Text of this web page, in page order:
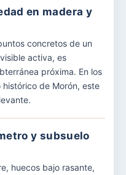
en madera y
concretos de un
activa, es
próxima. En los
de Morón, este
y subsuelo
huecos bajo rasante,